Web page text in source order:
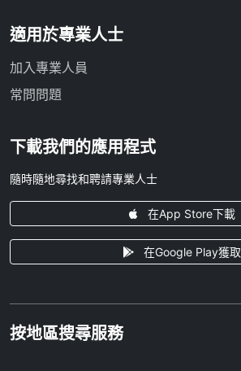
適用於專業人士
加入專業人員
常問問題
下載我們的應用程式
隨時隨地尋找和聘請專業人士
在App Store下載
在Google Play獲取
按地區搜尋服務